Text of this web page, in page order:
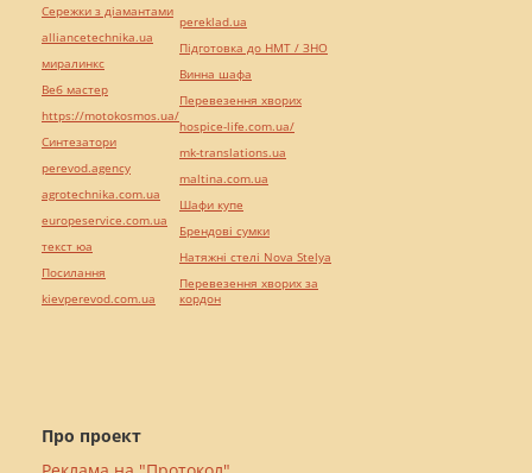
Про проект
Сережки з діамантами
alliancetechnika.ua
миралинкс
Веб мастер
https://motokosmos.ua/
Синтезатори
perevod.agency
agrotechnika.com.ua
europeservice.com.ua
текст юа
Посилання
kievperevod.com.ua
pereklad.ua
Підготовка до НМТ / ЗНО
Винна шафа
Перевезення хворих
hospice-life.com.ua/
mk-translations.ua
maltina.com.ua
Шафи купе
Брендові сумки
Натяжні стелі Nova Stelya
Перевезення хворих за
кордон